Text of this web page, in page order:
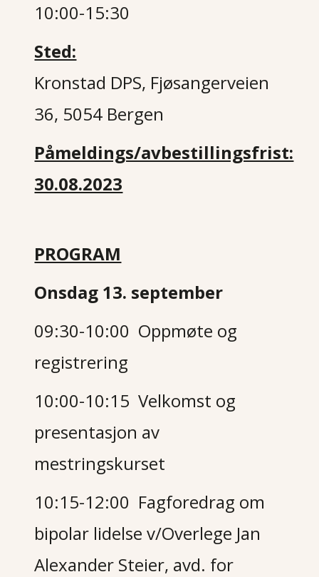
10:00-15:30
Sted:
Kronstad DPS, Fjøsangerveien
36, 5054 Bergen
Påmeldings/avbestillingsfrist:
30.08.2023
PROGRAM
Onsdag 13. september
09:30-10:00 Oppmøte og
registrering
10:00-10:15 Velkomst og
presentasjon av
mestringskurset
10:15-12:00 Fagforedrag om
bipolar lidelse v/Overlege Jan
Alexander Steier, avd. for